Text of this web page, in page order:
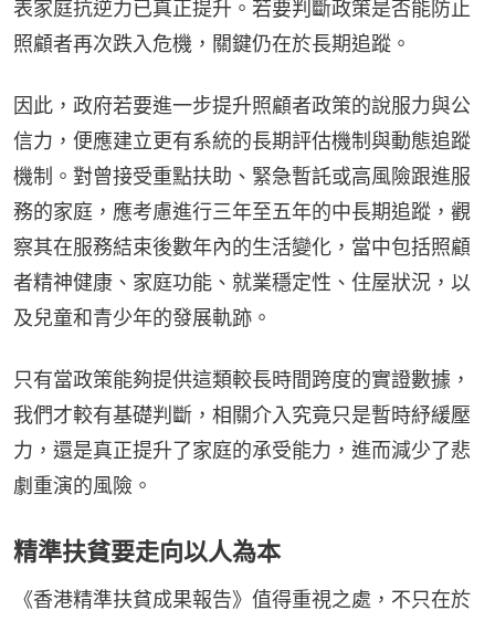
表家庭抗逆力已真正提升。若要判斷政策是否能防止
照顧者再次跌入危機，關鍵仍在於長期追蹤。
因此，政府若要進一步提升照顧者政策的說服力與公
信力，便應建立更有系統的長期評估機制與動態追蹤
機制。對曾接受重點扶助、緊急暫託或高風險跟進服
務的家庭，應考慮進行三年至五年的中長期追蹤，觀
察其在服務結束後數年內的生活變化，當中包括照顧
者精神健康、家庭功能、就業穩定性、住屋狀況，以
及兒童和青少年的發展軌跡。
只有當政策能夠提供這類較長時間跨度的實證數據，
我們才較有基礎判斷，相關介入究竟只是暫時紓緩壓
力，還是真正提升了家庭的承受能力，進而減少了悲
劇重演的風險。
精準扶貧要走向以人為本
《香港精準扶貧成果報告》值得重視之處，不只在於